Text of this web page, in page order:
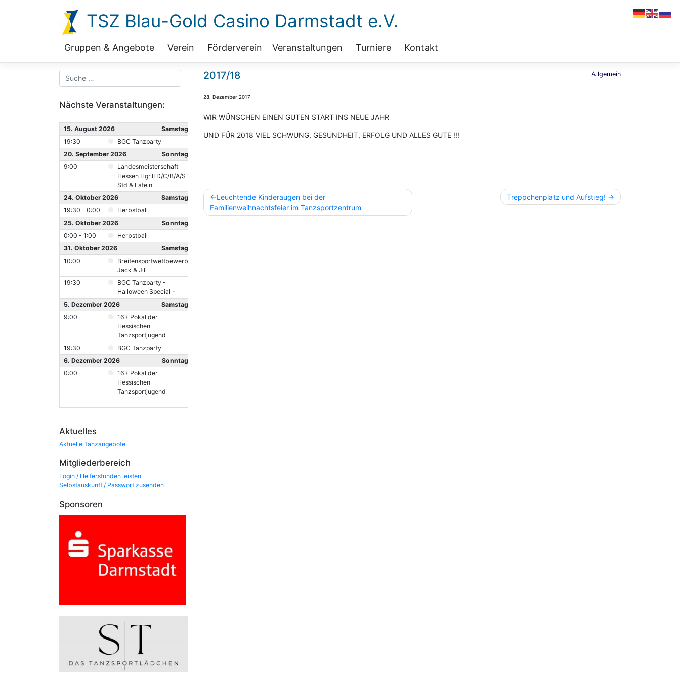
TSZ Blau-Gold Casino Darmstadt e.V.
Gruppen & Angebote Verein Förderverein Veranstaltungen Turniere Kontakt
Nächste Veranstaltungen:
15. August 2026
Samstag
19:30
BGC Tanzparty
20. September 2026
Sonntag
9:00
Landesmeisterschaft
Hessen Hgr.II D/C/B/A/S
Std & Latein
24. Oktober 2026
Samstag
19:30 - 0:00
Herbstball
25. Oktober 2026
Sonntag
0:00 - 1:00
Herbstball
31. Oktober 2026
Samstag
10:00
Breitensportwettbewerb
Jack & Jill
19:30
BGC Tanzparty -
Halloween Special -
5. Dezember 2026
Samstag
9:00
16+ Pokal der
Hessischen
Tanzsportjugend
19:30
BGC Tanzparty
6. Dezember 2026
Sonntag
0:00
16+ Pokal der
Hessischen
Tanzsportjugend
Aktuelles
Aktuelle Tanzangebote
Mitgliederbereich
Login / Helferstunden leisten
Selbstauskunft / Passwort zusenden
Sponsoren
2017/18
28. Dezember 2017
Allgemein
WIR WÜNSCHEN EINEN GUTEN START INS NEUE JAHR
UND FÜR 2018 VIEL SCHWUNG, GESUNDHEIT, ERFOLG UND ALLES GUTE !!!
Beitragsnavigation
Leuchtende Kinderaugen bei der
Familienweihnachtsfeier im Tanzsportzentrum
Treppchenplatz und Aufstieg!